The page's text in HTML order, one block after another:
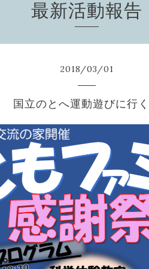
最新活動報告
2018/03/01
国立のとへ運動遊びに行